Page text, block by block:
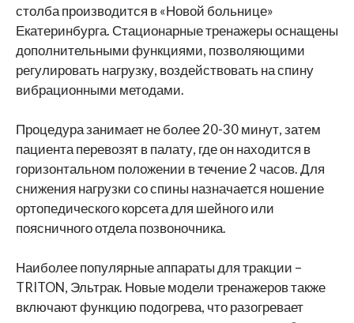
столба производится в «Новой больнице»
Екатеринбурга. Стационарные тренажеры оснащены
дополнительными функциями, позволяющими
регулировать нагрузку, воздействовать на спину
вибрационными методами.
Процедура занимает не более 20-30 минут, затем
пациента перевозят в палату, где он находится в
горизонтальном положении в течение 2 часов. Для
снижения нагрузки со спины назначается ношение
ортопедического корсета для шейного или
поясничного отдела позвоночника.
Наиболее популярные аппараты для тракции –
TRITON, Эльтрак. Новые модели тренажеров также
включают функцию подогрева, что разогревает